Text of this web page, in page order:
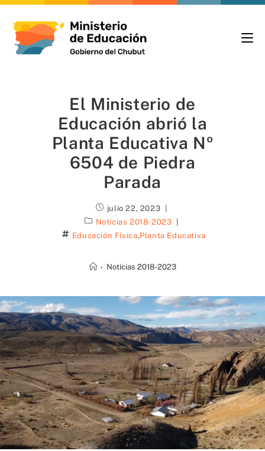
El Ministerio de
Educación abrió la
Planta Educativa Nº
6504 de Piedra
Parada
julio 22, 2023
Noticias 2018-2023
Educación Física,Planta Educativa
› Noticias 2018-2023